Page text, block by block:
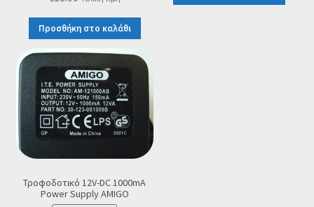
Προσθήκη στο καλάθι
Τροφοδοτικό 12V-DC 1000mA
Power Supply ΑMIGO